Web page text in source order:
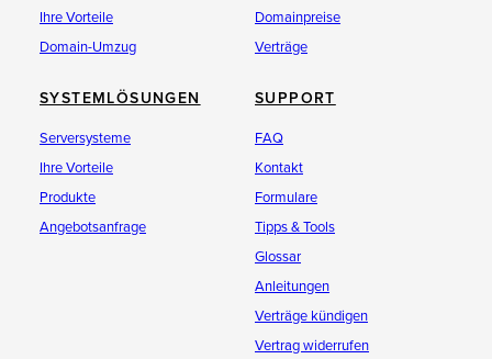
Ihre Vorteile
Domain-Umzug
Domainpreise
Verträge
SYSTEMLÖSUNGEN
Serversysteme
Ihre Vorteile
Produkte
Angebotsanfrage
SUPPORT
FAQ
Kontakt
Formulare
Tipps & Tools
Glossar
Anleitungen
Verträge kündigen
Vertrag widerrufen